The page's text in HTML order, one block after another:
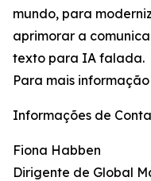
mundo, para
aprimorar a
texto para IA falada.
Para mais
Informações de
Fiona Habben
Dirigente de Global